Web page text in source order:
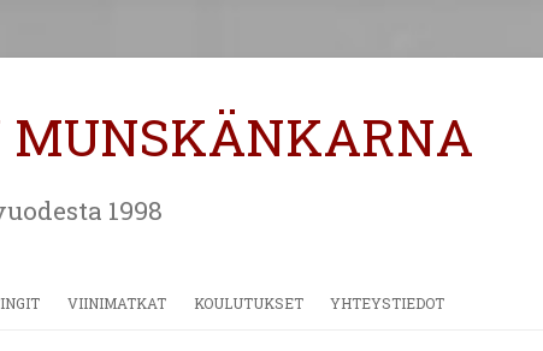
MUNSKÄNKARNA
1998
VIINIMATKAT KOULUTUKSET YHTEYSTIEDOT